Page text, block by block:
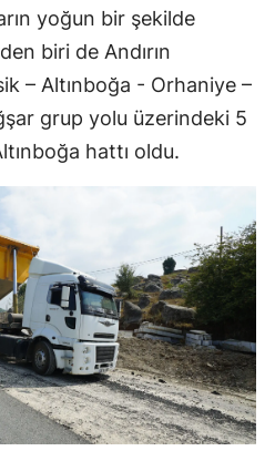
yoğun bir şekilde
biri de Andırın
– Altınboğa - Orhaniye –
grup yolu üzerindeki 5
hattı oldu.